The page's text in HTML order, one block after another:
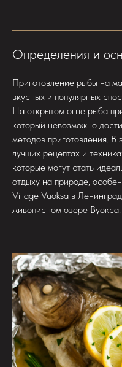
Определения и
Приготовление рыбы на
вкусных и популярных
На открытом огне рыба
который невозможно
методов приготовления.
лучших рецептах и
которые могут стать
отдыху на природе,
Village Vuoksa в
живописном озере Вуокса.